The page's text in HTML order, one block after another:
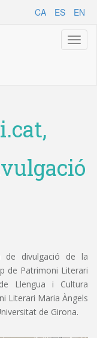
CA ES EN
de divulgació de la
de Patrimoni Literari
Llengua i Cultura
Literari Maria Àngels
de Girona.